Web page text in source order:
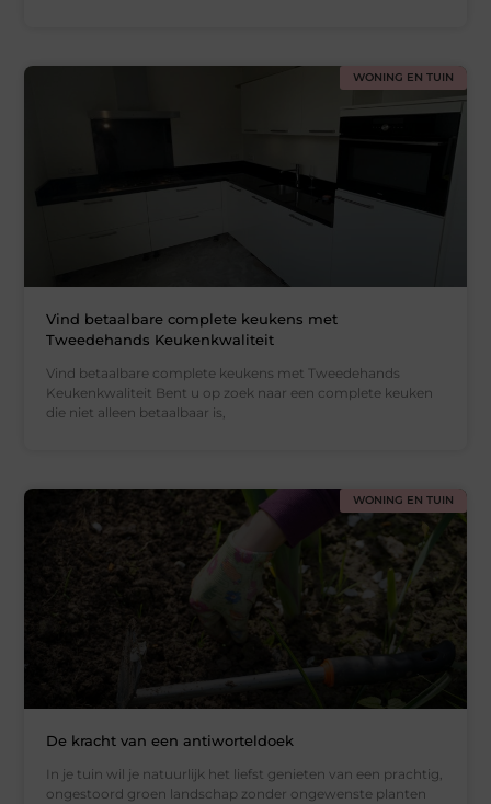
WONING EN TUIN
Vind betaalbare complete keukens met
Tweedehands Keukenkwaliteit
Vind betaalbare complete keukens met Tweedehands
Keukenkwaliteit Bent u op zoek naar een complete keuken
die niet alleen betaalbaar is,
WONING EN TUIN
De kracht van een antiworteldoek
In je tuin wil je natuurlijk het liefst genieten van een prachtig,
ongestoord groen landschap zonder ongewenste planten